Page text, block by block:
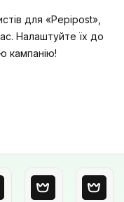
для «Pepipost»,
Налаштуйте їх до
кампанію!